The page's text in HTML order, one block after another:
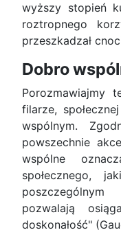
wyższy stopień
roztropnego
przeszkadzał
Dobro
Porozmawiajmy
filarze,
wspólnym.
powszechnie
wspólne
społecznego,
pozwalają
doskonałość"